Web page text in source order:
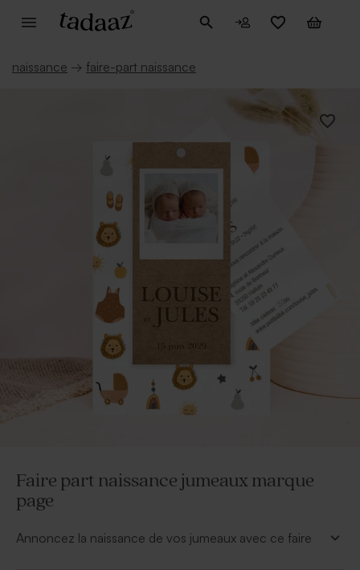
naissance → faire-part naissance
Faire part naissance jumeaux marque
page
Annoncez la naissance de vos jumeaux avec ce faire